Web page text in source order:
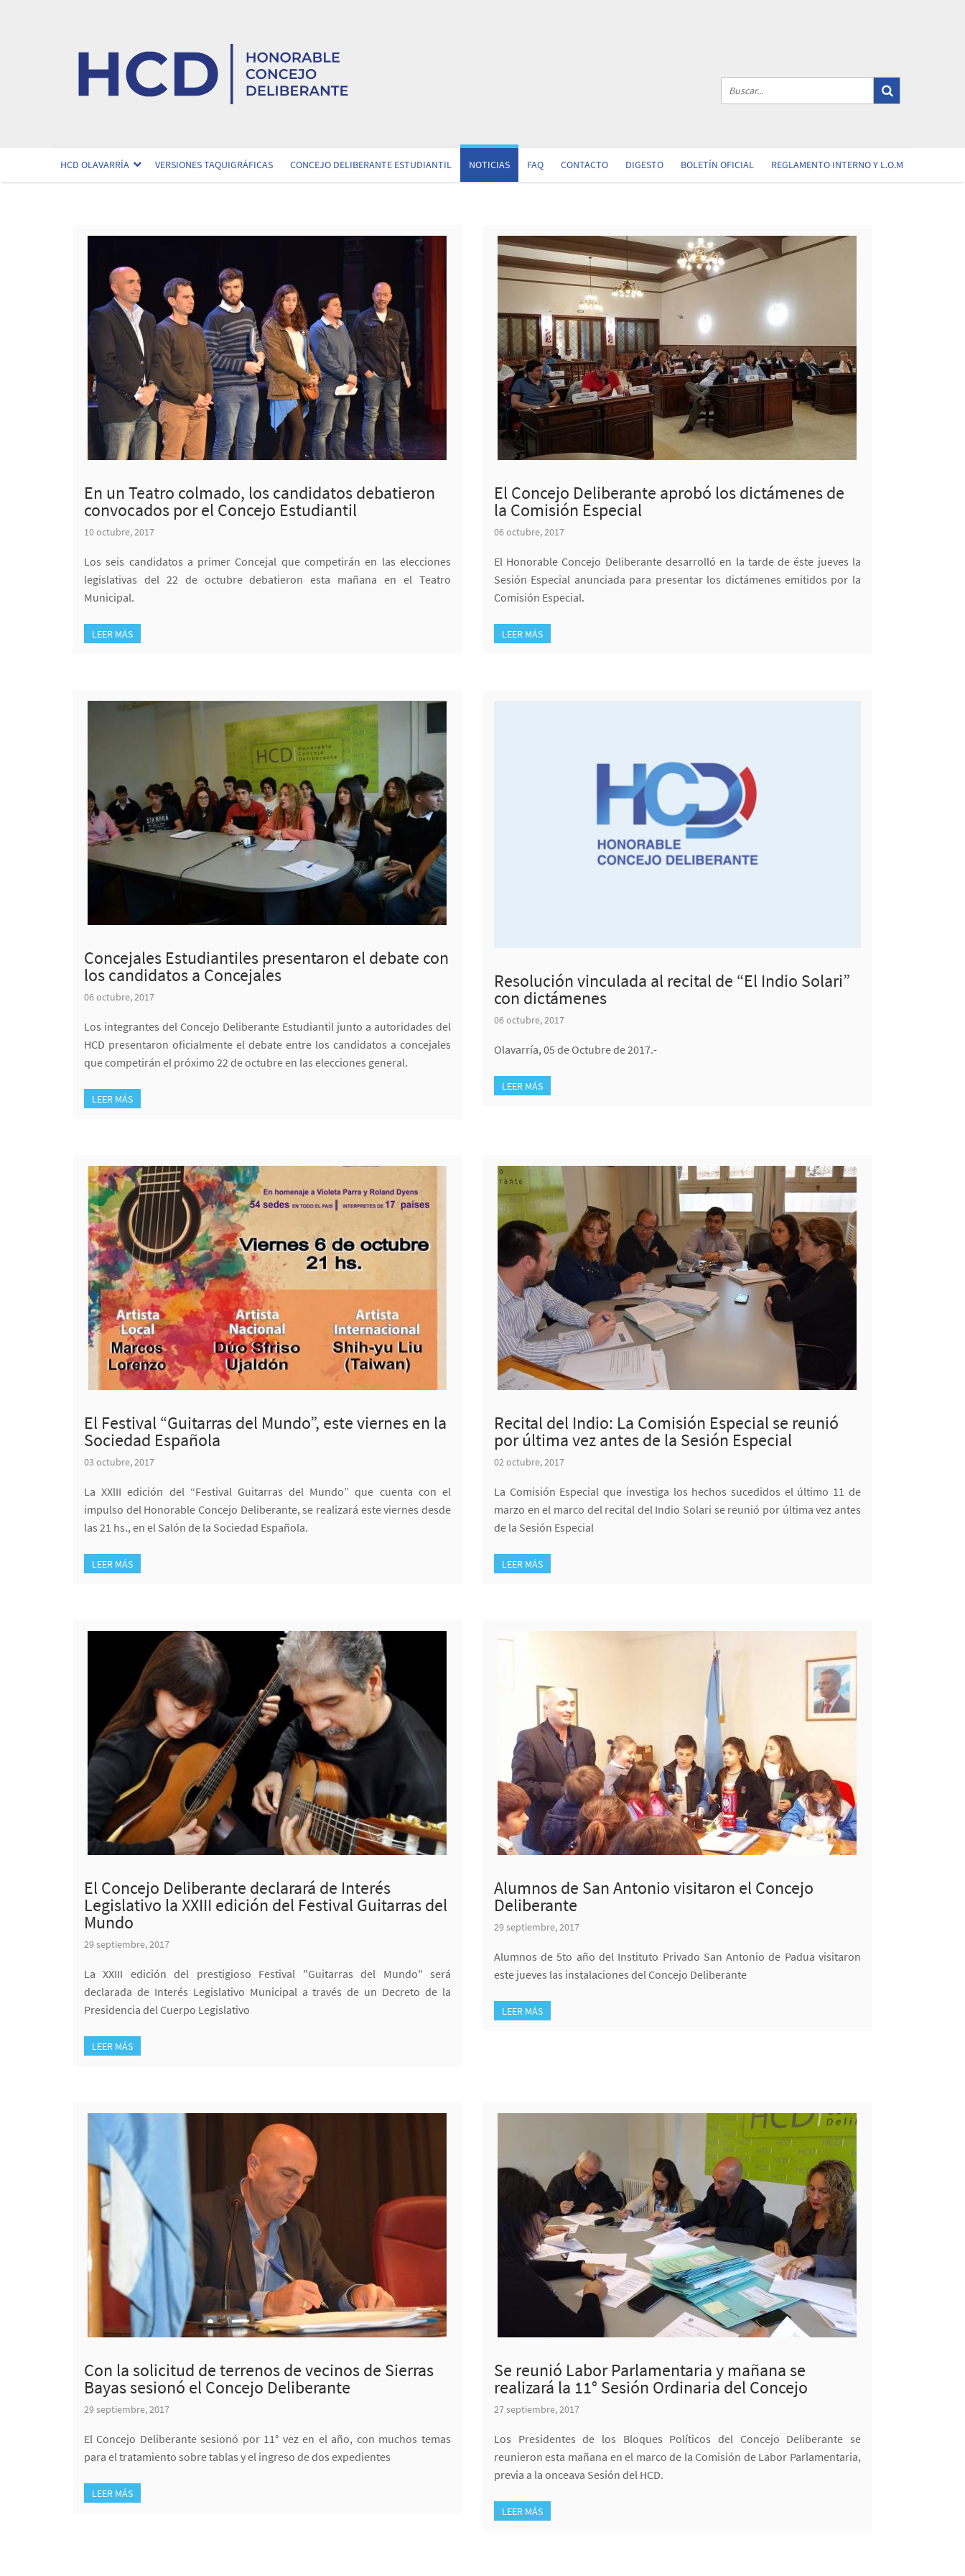
HCD OLAVARRÍA VERSIONES TAQUIGRÁFICAS CONCEJO DELIBERANTE ESTUDIANTIL NOTICIAS FAQ CONTACTO DIGESTO BOLETÍN OFICIAL REGLAMENTO INTERNO Y L.O.M
En un Teatro colmado, los candidatos debatieron
convocados por el Concejo Estudiantil
10 octubre, 2017
Los seis candidatos a primer Concejal que competirán en las elecciones
legislativas del 22 de octubre debatieron esta mañana en el Teatro
Municipal.
LEER MÁS
El Concejo Deliberante aprobó los dictámenes de
la Comisión Especial
06 octubre, 2017
El Honorable Concejo Deliberante desarrolló en la tarde de éste jueves la
Sesión Especial anunciada para presentar los dictámenes emitidos por la
Comisión Especial.
LEER MÁS
Concejales Estudiantiles presentaron el debate con
los candidatos a Concejales
06 octubre, 2017
Los integrantes del Concejo Deliberante Estudiantil junto a autoridades del
HCD presentaron oficialmente el debate entre los candidatos a concejales
que competirán el próximo 22 de octubre en las elecciones general.
LEER MÁS
Resolución vinculada al recital de “El Indio Solari”
con dictámenes
06 octubre, 2017
Olavarría, 05 de Octubre de 2017.-
LEER MÁS
El Festival “Guitarras del Mundo”, este viernes en la
Sociedad Española
03 octubre, 2017
La XXlII edición del “Festival Guitarras del Mundo” que cuenta con el
impulso del Honorable Concejo Deliberante, se realizará este viernes desde
las 21 hs., en el Salón de la Sociedad Española.
LEER MÁS
Recital del Indio: La Comisión Especial se reunió
por última vez antes de la Sesión Especial
02 octubre, 2017
La Comisión Especial que investiga los hechos sucedidos el último 11 de
marzo en el marco del recital del Indio Solari se reunió por última vez antes
de la Sesión Especial
LEER MÁS
El Concejo Deliberante declarará de Interés
Legislativo la XXIII edición del Festival Guitarras del
Mundo
29 septiembre, 2017
La XXIII edición del prestigioso Festival "Guitarras del Mundo" será
declarada de Interés Legislativo Municipal a través de un Decreto de la
Presidencia del Cuerpo Legislativo
LEER MÁS
Alumnos de San Antonio visitaron el Concejo
Deliberante
29 septiembre, 2017
Alumnos de 5to año del Instituto Privado San Antonio de Padua visitaron
este jueves las instalaciones del Concejo Deliberante
LEER MÁS
Con la solicitud de terrenos de vecinos de Sierras
Bayas sesionó el Concejo Deliberante
29 septiembre, 2017
El Concejo Deliberante sesionó por 11° vez en el año, con muchos temas
para el tratamiento sobre tablas y el ingreso de dos expedientes
LEER MÁS
Se reunió Labor Parlamentaria y mañana se
realizará la 11° Sesión Ordinaria del Concejo
27 septiembre, 2017
Los Presidentes de los Bloques Políticos del Concejo Deliberante se
reunieron esta mañana en el marco de la Comisión de Labor Parlamentaria,
previa a la onceava Sesión del HCD.
LEER MÁS